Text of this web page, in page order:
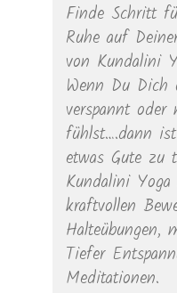
Finde Schritt
Ruhe auf
von Kundalini
Wenn Du
verspannt
fühlst….dann
etwas Gute zu
Kundalini
kraftvollen
Halteübungen,
Tiefer
Meditationen.